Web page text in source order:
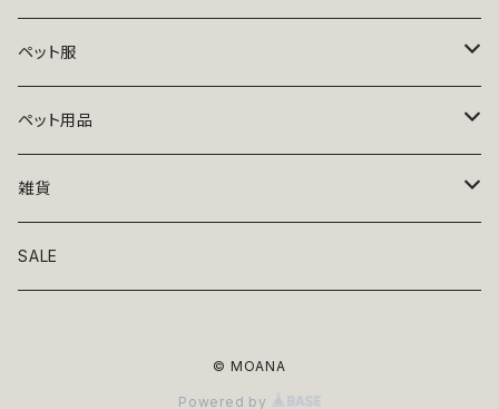
ペット服
トップス
ニット
アロハ
ボトムス
ワンピース
ペット用品
ベッド
リード・首輪
雑貨
アート
SALE
© MOANA
Powered by